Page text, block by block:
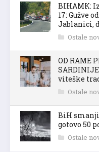
BIHAMK:
17: Gužve
Jablanici,
Ostale
OD RAME
viteške
Ostale
BiH
gotovo 50
Ostale